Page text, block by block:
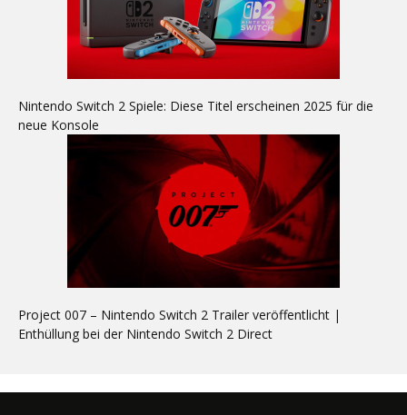
Nintendo Switch 2 Spiele: Diese Titel erscheinen 2025 für die
neue Konsole
Project 007 – Nintendo Switch 2 Trailer veröffentlicht |
Enthüllung bei der Nintendo Switch 2 Direct